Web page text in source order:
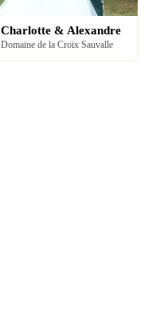
Charlotte & Alexandre
Domaine de la Croix Sauvalle